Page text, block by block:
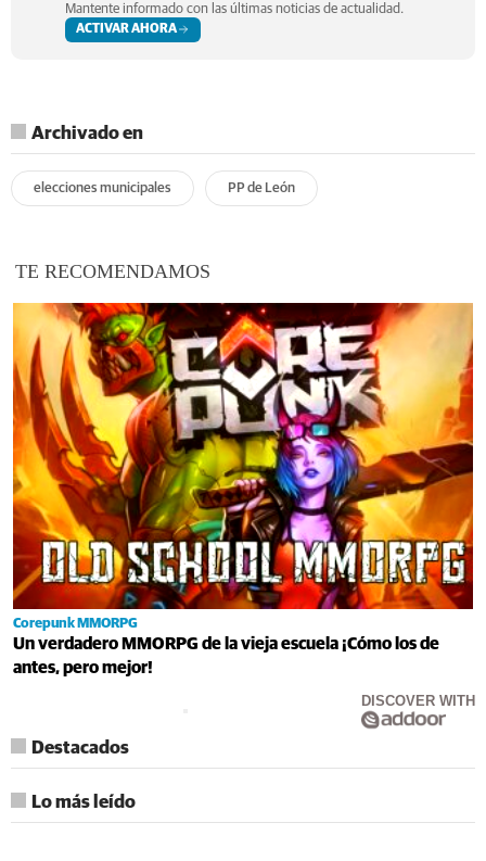
Mantente informado con las últimas noticias de actualidad.
ACTIVAR AHORA
Archivado en
elecciones municipales PP de León
TE RECOMENDAMOS
Corepunk MMORPG
Un verdadero MMORPG de la vieja escuela ¡Cómo los de
antes, pero mejor!
DISCOVER WITH
Destacados
Lo más leído